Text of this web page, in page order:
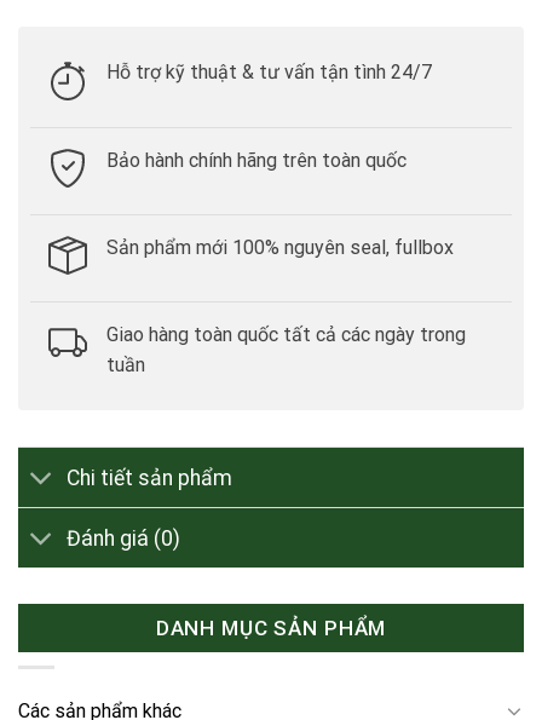
Hỗ trợ kỹ thuật & tư vấn tận tình 24/7
Bảo hành chính hãng trên toàn quốc
Sản phẩm mới 100% nguyên seal, fullbox
Giao hàng toàn quốc tất cả các ngày trong
tuần
Chi tiết sản phẩm
Đánh giá (0)
DANH MỤC SẢN PHẨM
Các sản phẩm khác